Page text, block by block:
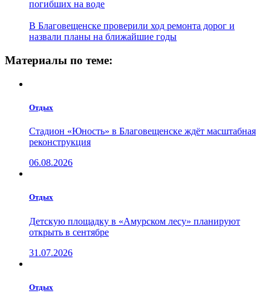
погибших на воде
В Благовещенске проверили ход ремонта дорог и
назвали планы на ближайшие годы
Материалы по теме:
Отдых
Стадион «Юность» в Благовещенске ждёт масштабная
реконструкция
06.08.2026
Отдых
Детскую площадку в «Амурском лесу» планируют
открыть в сентябре
31.07.2026
Отдых